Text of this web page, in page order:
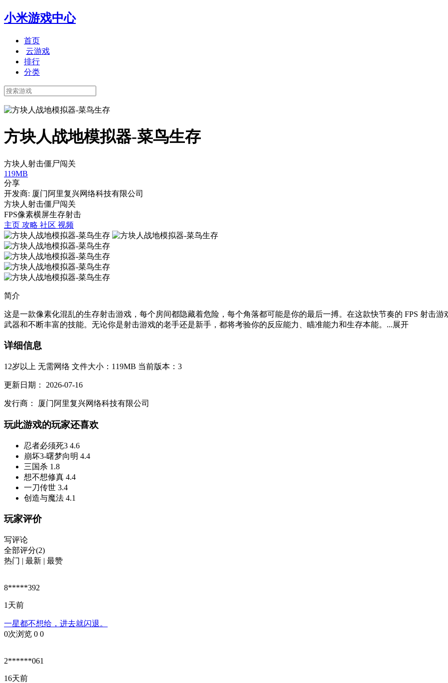
小米游戏中心
首页
云游戏
排行
分类
方块人战地模拟器-菜鸟生存
方块人射击僵尸闯关
119MB
分享
开发商: 厦门阿里复兴网络科技有限公司
方块人射击僵尸闯关
FPS像素横屏生存射击
主页 攻略 社区 视频
简介
这是一款像素化混乱的生存射击游戏，每个房间都隐藏着危险，每个角落都可能是你的最后一搏。在这款快节奏的 FPS 射击
武器和不断丰富的技能。无论你是射击游戏的老手还是新手，都将考验你的反应能力、瞄准能力和生存本能。...展开
详细信息
12岁以上 无需网络 文件大小：119MB 当前版本：3
更新日期： 2026-07-16
发行商： 厦门阿里复兴网络科技有限公司
玩此游戏的玩家还喜欢
忍者必须死3 4.6
崩坏3-曙梦向明 4.4
三国杀 1.8
想不想修真 4.4
一刀传世 3.4
创造与魔法 4.1
玩家评价
写评论
全部评分(2)
热门 | 最新 | 最赞
8*****392
1天前
一星都不想给，进去就闪退。
0次浏览 0 0
2******061
16天前